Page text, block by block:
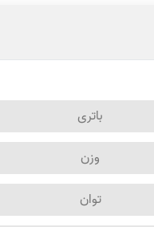
باتری
وزن
توان